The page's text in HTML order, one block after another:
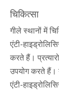
चिकित्सा
गीले स्थानों में
एंटी-
करते हैं।
उपयोग करते हैं।
एंटी-